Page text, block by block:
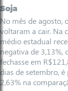
Soja
No mês de agosto,
voltaram a cair. Na
médio estadual
negativa de 3,13%,
fechasse em
dias de setembro,
2,63% na